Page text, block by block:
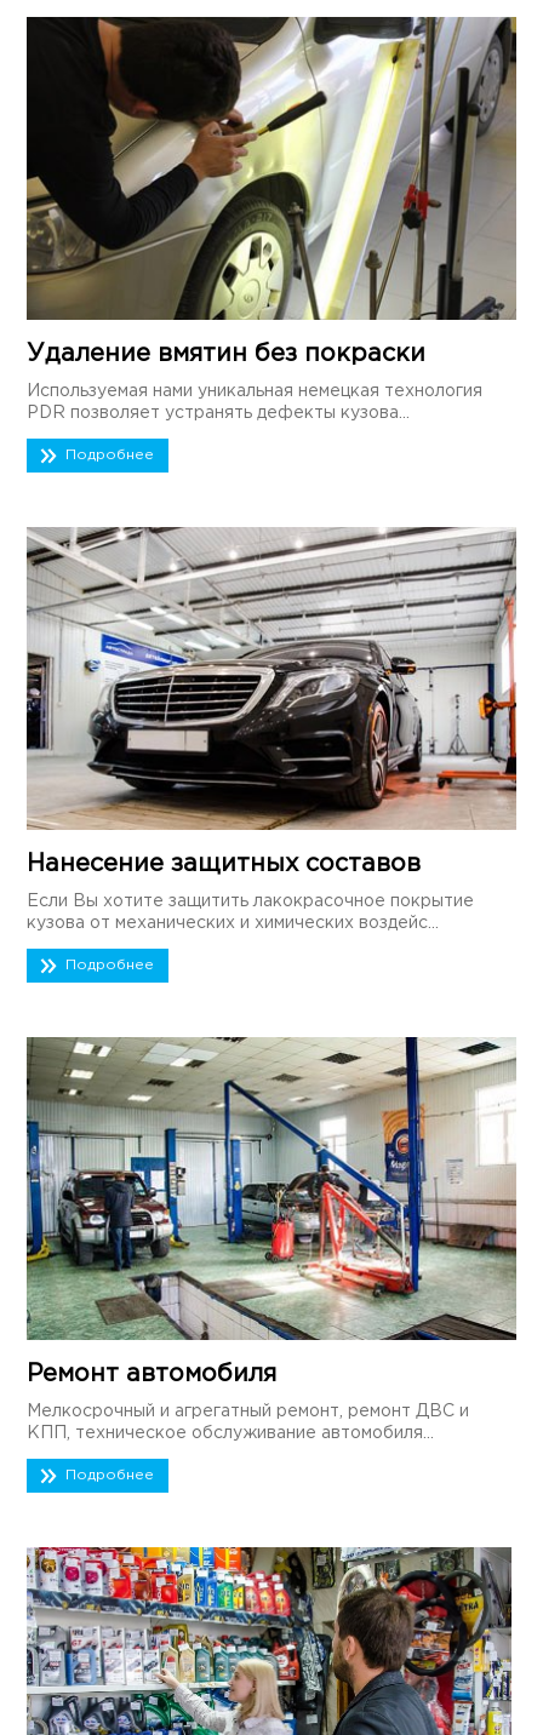
Удаление вмятин без покраски
Используемая нами уникальная немецкая технология
PDR позволяет устранять дефекты кузова...
Подробнее
Нанесение защитных составов
Если Вы хотите защитить лакокрасочное покрытие
кузова от механических и химических воздейс...
Подробнее
Ремонт автомобиля
Мелкосрочный и агрегатный ремонт, ремонт ДВС и
КПП, техническое обслуживание автомобиля...
Подробнее